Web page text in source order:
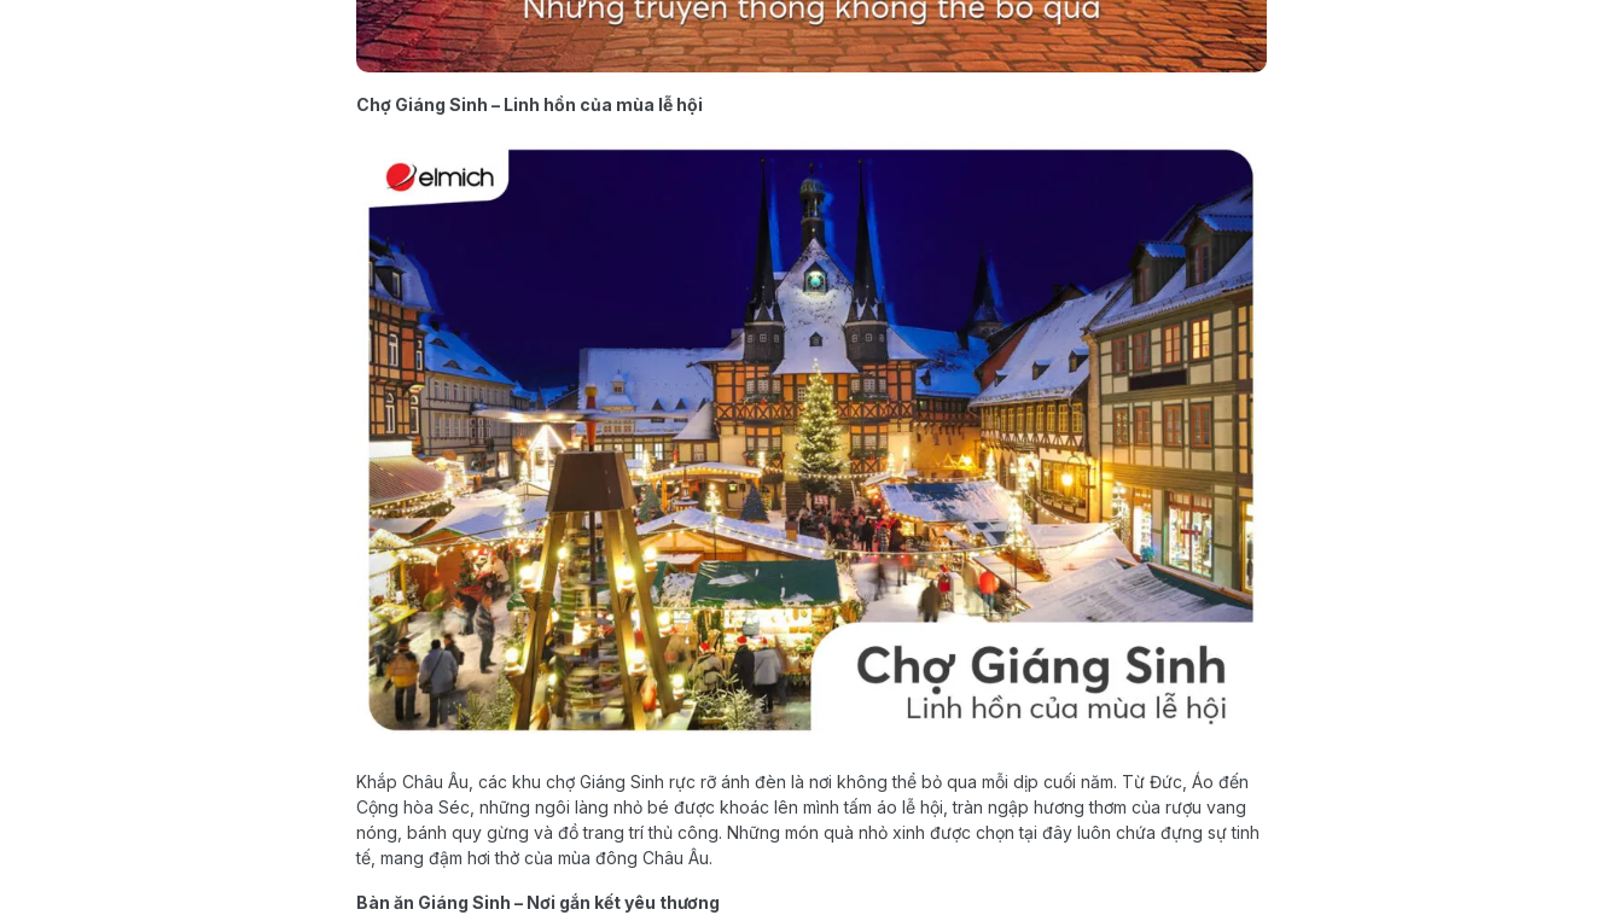
Chợ Giáng Sinh – Linh hồn của mùa lễ hội
Khắp Châu Âu, các khu chợ Giáng Sinh rực rỡ ánh đèn là nơi không thể bỏ qua mỗi dịp cuối năm. Từ Đức, Áo đến
Cộng hòa Séc, những ngôi làng nhỏ bé được khoác lên mình tấm áo lễ hội, tràn ngập hương thơm của rượu vang
nóng, bánh quy gừng và đồ trang trí thủ công. Những món quà nhỏ xinh được chọn tại đây luôn chứa đựng sự tinh
tế, mang đậm hơi thở của mùa đông Châu Âu.
Bàn ăn Giáng Sinh – Nơi gắn kết yêu thương